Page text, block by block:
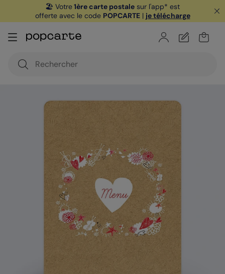
🏖️ Votre1ère carte postale sur l'app* est
offerte avec le code POPCARTE| je télécharge